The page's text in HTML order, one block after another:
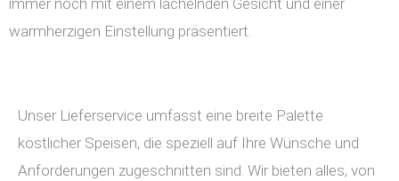
immer noch mit einem lächelnden Gesicht und einer
warmherzigen Einstellung präsentiert.
Unser Lieferservice umfasst eine breite Palette
köstlicher Speisen, die speziell auf Ihre Wünsche und
Anforderungen zugeschnitten sind. Wir bieten alles, von